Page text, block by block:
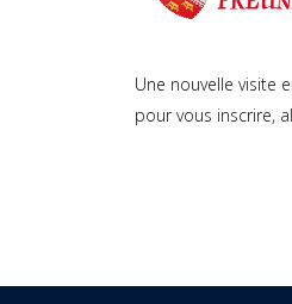
Une nouvelle visite
pour vous inscrire,